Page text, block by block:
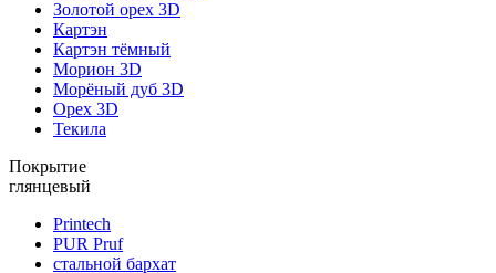
Золотой орех 3D
Картэн
Картэн тёмный
Морион 3D
Морёный дуб 3D
Орех 3D
Текила
Покрытие
глянцевый
Printech
PUR Pruf
стальной бархат